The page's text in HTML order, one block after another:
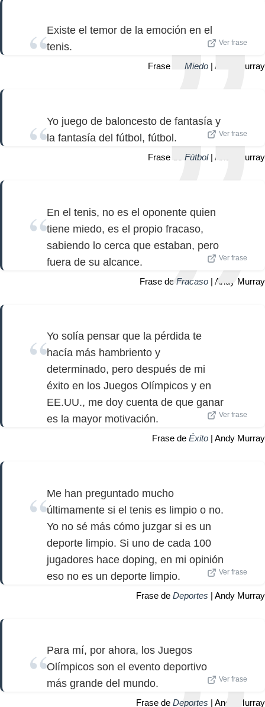
Existe el temor de la emoción en el
tenis.
Ver frase
Frase de Miedo | Andy Murray
Yo juego de baloncesto de fantasía y
la fantasía del fútbol, ​​fútbol.
Ver frase
Frase de Fútbol| Andy Murray
En el tenis, no es el oponente quien
tiene miedo, es el propio fracaso,
sabiendo lo cerca que estaban, pero
fuera de su alcance.
Ver frase
Frase de Fracaso | Andy Murray
Yo solía pensar que la pérdida te
hacía más hambriento y
determinado, pero después de mi
éxito en los Juegos Olímpicos y en
EE.UU., me doy cuenta de que ganar
es la mayor motivación.
Ver frase
Frase de Éxito | Andy Murray
Me han preguntado mucho
últimamente si el tenis es limpio o no.
Yo no sé más cómo juzgar si es un
deporte limpio. Si uno de cada 100
jugadores hace doping, en mi opinión
eso no es un deporte limpio.
Ver frase
Frase de Deportes | Andy Murray
Para mí, por ahora, los Juegos
Olímpicos son el evento deportivo
más grande del mundo.
Ver frase
Frase de Deportes | Andy Murray